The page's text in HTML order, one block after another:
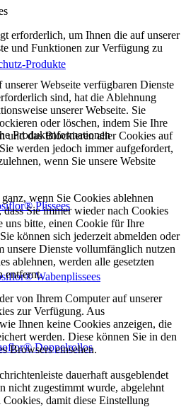
Produkte
Produktinformationen
Plissees
Wabenplissees
Doppelrollos
erforderlich, um Ihnen die auf unserer
und Funktionen zur Verfügung zu
Webseite verfügbaren Dienste
sind, hat die Ablehnung
unserer Webseite. Sie
oder löschen, indem Sie Ihre
und das Blockieren aller Cookies auf
werden jedoch immer aufgefordert,
wenn Sie unsere Website
wenn Sie Cookies ablehnen
Sie immer wieder nach Cookies
uns bitte, einen Cookie für Ihre
können sich jederzeit abmelden oder
unsere Dienste vollumfänglich nutzen
ablehnen, werden alle gesetzten
entfernt.
von Ihrem Computer auf unserer
zur Verfügung. Aus
Ihnen keine Cookies anzeigen, die
werden. Diese können Sie in den
Browsers einsehen.
dauerhaft ausgeblendet
nicht zugestimmt wurde, abgelehnt
damit diese Einstellung